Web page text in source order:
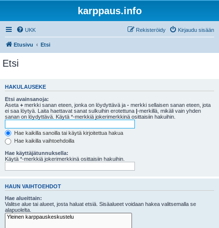
karppaus.info
UKK Kirjaudu sisään
Rekisteröidy
Etusivu Etsi
Etsi
HAKULAUSEKE
Etsi avainsanoja:
Aseta + merkki sanan eteen, jonka on löydyttävä ja - merkki sellaisen sanan eteen, jota
ei saa löytyä. Laita haettavat sanat sulkuihin erotettuna |-merkillä, mikäli vain yhden
sanan on löydyttävä. Käytä *-merkkiä jokerimerkkinä osittaisiin hakuihin.
Hae kaikilla sanoilla tai käytä kirjoitettua hakua
Hae kaikilla vaihtoehdoilla
Hae käyttäjätunnuksella:
Käytä *-merkkiä jokerimerkkinä osittaisiin hakuihin.
HAUN VAIHTOEHDOT
Hae alueittain:
Valitse alue tai alueet, josta haluat etsiä. Sisäalueet voidaan hakea valitsemalla se
alapuolelta.